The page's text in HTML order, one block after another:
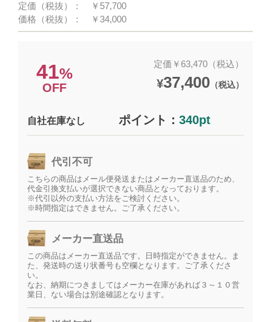
定価（税抜）：
￥57,700
価格（税抜）：
￥34,000
41%
OFF
定価￥63,470（税込）
¥37,400（税込）
自社在庫なし ポイント： 340pt
代引不可
こちらの商品はメール便発送またはメーカー直送品のため、
代金引換支払いが選択できない商品となっております。
※代引以外の支払い方法をご検討ください。
※時間指定はできません。ご了承ください。
メーカー直送品
この商品はメーカー直送品です。日時指定ができません。ま
た、発送時の送り状番号も空欄となります。ご了承くださ
い。
なお、納期につきましてはメーカー在庫があれば３～１０営
業日、ない場合は別途確認となります。